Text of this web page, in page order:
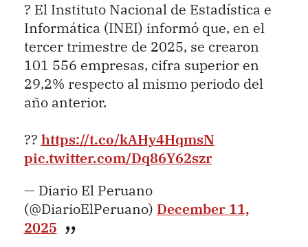
? El Instituto Nacional de Estadística e
Informática (INEI) informó que, en el
tercer trimestre de 2025, se crearon
101 556 empresas, cifra superior en
29,2% respecto al mismo periodo del
año anterior.
?? https://t.co/kAHy4HqmsN
pic.twitter.com/Dq86Y62szr
— Diario El Peruano
(@DiarioElPeruano) December 11,
2025